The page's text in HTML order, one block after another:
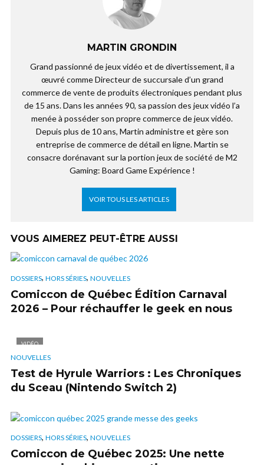
MARTIN GRONDIN
Grand passionné de jeux vidéo et de divertissement, il a
œuvré comme Directeur de succursale d’un grand
commerce de vente de produits électroniques pendant plus
de 15 ans. Dans les années 90, sa passion des jeux vidéo l’a
menée à posséder son propre commerce de jeux vidéo.
Depuis plus de 10 ans, Martin administre et gère son
entreprise de commerce de détail en ligne. Martin se
consacre dorénavant sur la portion jeux de société de M2
Gaming: Board Game Expérience !
VOIR TOUS LES ARTICLES
VOUS AIMEREZ PEUT-ÊTRE AUSSI
DOSSIERS, HORS SÉRIES, NOUVELLES
Comiccon de Québec Édition Carnaval
2026 – Pour réchauffer le geek en nous
VIDÉO
NOUVELLES
Test de Hyrule Warriors : Les Chroniques
du Sceau (Nintendo Switch 2)
DOSSIERS, HORS SÉRIES, NOUVELLES
Comiccon de Québec 2025: Une nette